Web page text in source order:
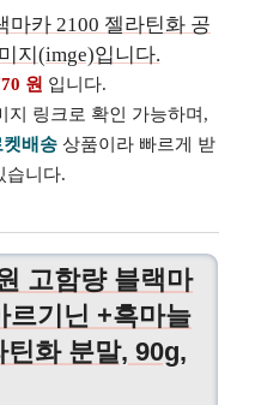
원 입니다.
링크로 확인 가능하며,
켓배송상품이라 빠르게 받
습니다.
고함량 블랙마
르기닌 +흑마늘
화 분말, 90g,